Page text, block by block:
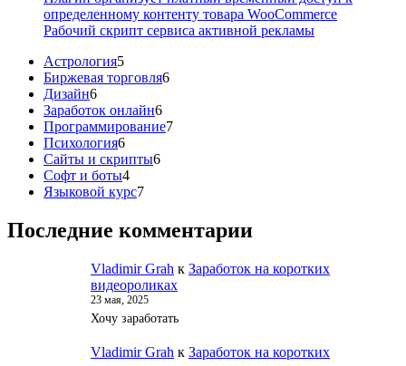
определенному контенту товара WooCommerce
Рабочий скрипт сервиса активной рекламы
Астрология55
товаров
Биржевая торговля66
Дизайн66
товаров
Заработок онлайн66
товаров
Программирование77
Психология66
товаров
Сайты и скрипты66
Софт и боты44
товара
Языковой курс77
Последние комментарии
Vladimir Grah к Заработок на коротких
видеороликах
23 мая, 2025
Хочу заработать
Vladimir Grah к Заработок на коротких